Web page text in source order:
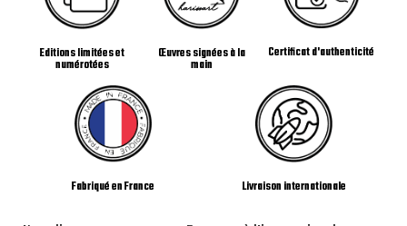
Editions limitées et
numérotées
Œuvres signées à la
main
Certificat d'authenticité
Fabriqué en France Livraison internationale